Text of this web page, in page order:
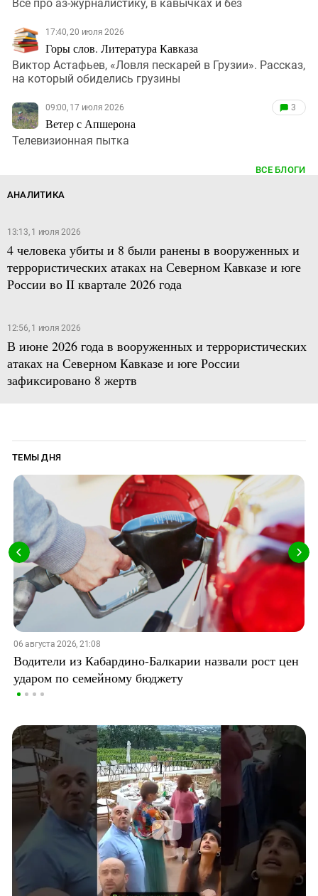
Все про аз-журналистику, в кавычках и без
17:40, 20 июля 2026
Горы слов. Литература Кавказа
Виктор Астафьев, «Ловля пескарей в Грузии». Рассказ,
на который обиделись грузины
09:00, 17 июля 2026
Ветер с Апшерона
3
Телевизионная пытка
ВСЕ БЛОГИ
АНАЛИТИКА
13:13, 1 июля 2026
4 человека убиты и 8 были ранены в вооруженных и
террористических атаках на Северном Кавказе и юге
России во II квартале 2026 года
12:56, 1 июля 2026
В июне 2026 года в вооруженных и террористических
атаках на Северном Кавказе и юге России
зафиксировано 8 жертв
ТЕМЫ ДНЯ
06 августа 2026, 21:08
Водители из Кабардино-Балкарии назвали рост цен
ударом по семейному бюджету